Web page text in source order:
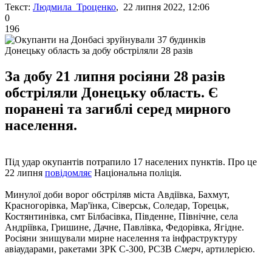
Текст: Людмила Троценко, 22 липня 2022, 12:06
0
196
Донецьку область за добу обстріляли 28 разів
За добу 21 липня росіяни 28 разів
обстріляли Донецьку область. Є
поранені та загиблі серед мирного
населення.
Під удар окупантів потрапило 17 населених пунктів. Про це
22 липня повідомляє Національна поліція.
Минулої доби ворог обстріляв міста Авдіївка, Бахмут,
Красногорівка, Мар'їнка, Сіверськ, Соледар, Торецьк,
Костянтинівка, смт Білбасівка, Південне, Північне, села
Андріївка, Гришине, Дачне, Павлівка, Федорівка, Ягідне.
Росіяни знищували мирне населення та інфраструктуру
авіаударами, ракетами ЗРК С-300, РСЗВ Смерч, артилерією.